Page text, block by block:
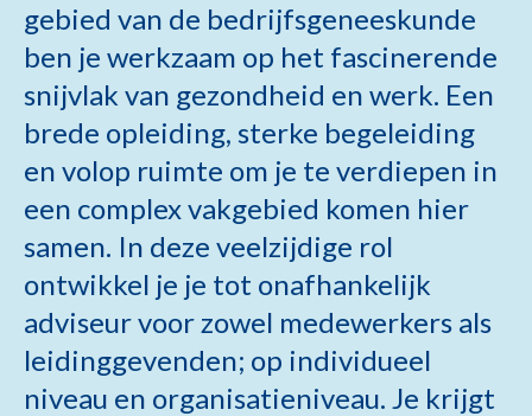
gebied van de bedrijfsgeneeskunde
ben je werkzaam op het fascinerende
snijvlak van gezondheid en werk. Een
brede opleiding, sterke begeleiding
en volop ruimte om je te verdiepen in
een complex vakgebied komen hier
samen. In deze veelzijdige rol
ontwikkel je je tot onafhankelijk
adviseur voor zowel medewerkers als
leidinggevenden; op individueel
niveau en organisatieniveau. Je krijgt